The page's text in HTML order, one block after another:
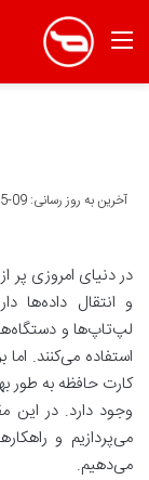
منو
آخرین به روز رسانی: 09-05-1403
در دنیای امروزی پر
و انتقال داده‌ها
لپ‌تاپ‌ها و
استفاده می‌کنند.
کارت حافظه به طور
وجود دارد. در این
می‌پردازیم و
می‌دهیم.